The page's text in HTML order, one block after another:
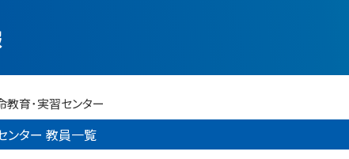
育･実習センター
ンター 教員一覧